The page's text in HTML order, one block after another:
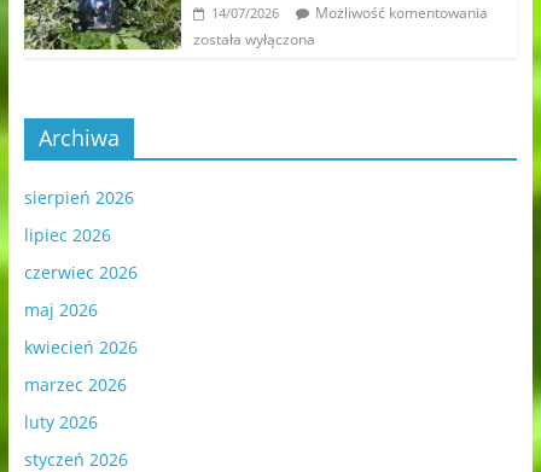
14/07/2026
Możliwość komentowania
została wyłączona
Archiwa
sierpień 2026
lipiec 2026
czerwiec 2026
maj 2026
kwiecień 2026
marzec 2026
luty 2026
styczeń 2026